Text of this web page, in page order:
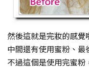
然後這就是完妝的感覺
中間還有使用蜜粉、
不過這個是使用完蜜